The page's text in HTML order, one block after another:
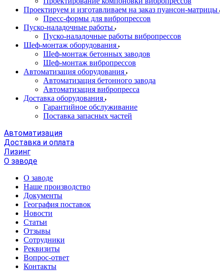
Проектируем и изготавливаем на заказ пуансон-матрицы
Пресс-формы для вибропрессов
Пуско-наладочные работы
Пуско-наладочные работы вибропрессов
Шеф-монтаж оборудования
Шеф-монтаж бетонных заводов
Шеф-монтаж вибропрессов
Автоматизация оборудования
Автоматизация бетонного завода
Автоматизация вибропресса
Доставка оборудования
Гарантийное обслуживание
Поставка запасных частей
Автоматизация
Доставка и оплата
Лизинг
О заводе
О заводе
Наше производство
Документы
География поставок
Новости
Статьи
Отзывы
Сотрудники
Реквизиты
Вопрос-ответ
Контакты